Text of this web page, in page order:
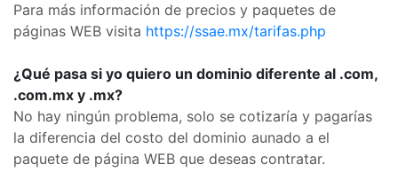
Para más información de precios y paquetes de
páginas WEB visita https://ssae.mx/tarifas.php
¿Qué pasa si yo quiero un dominio diferente al .com,
.com.mx y .mx?
No hay ningún problema, solo se cotizaría y pagarías
la diferencia del costo del dominio aunado a el
paquete de página WEB que deseas contratar.